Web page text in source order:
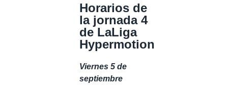
Horarios de
la jornada 4
de LaLiga
Hypermotion
Viernes 5 de
septiembre